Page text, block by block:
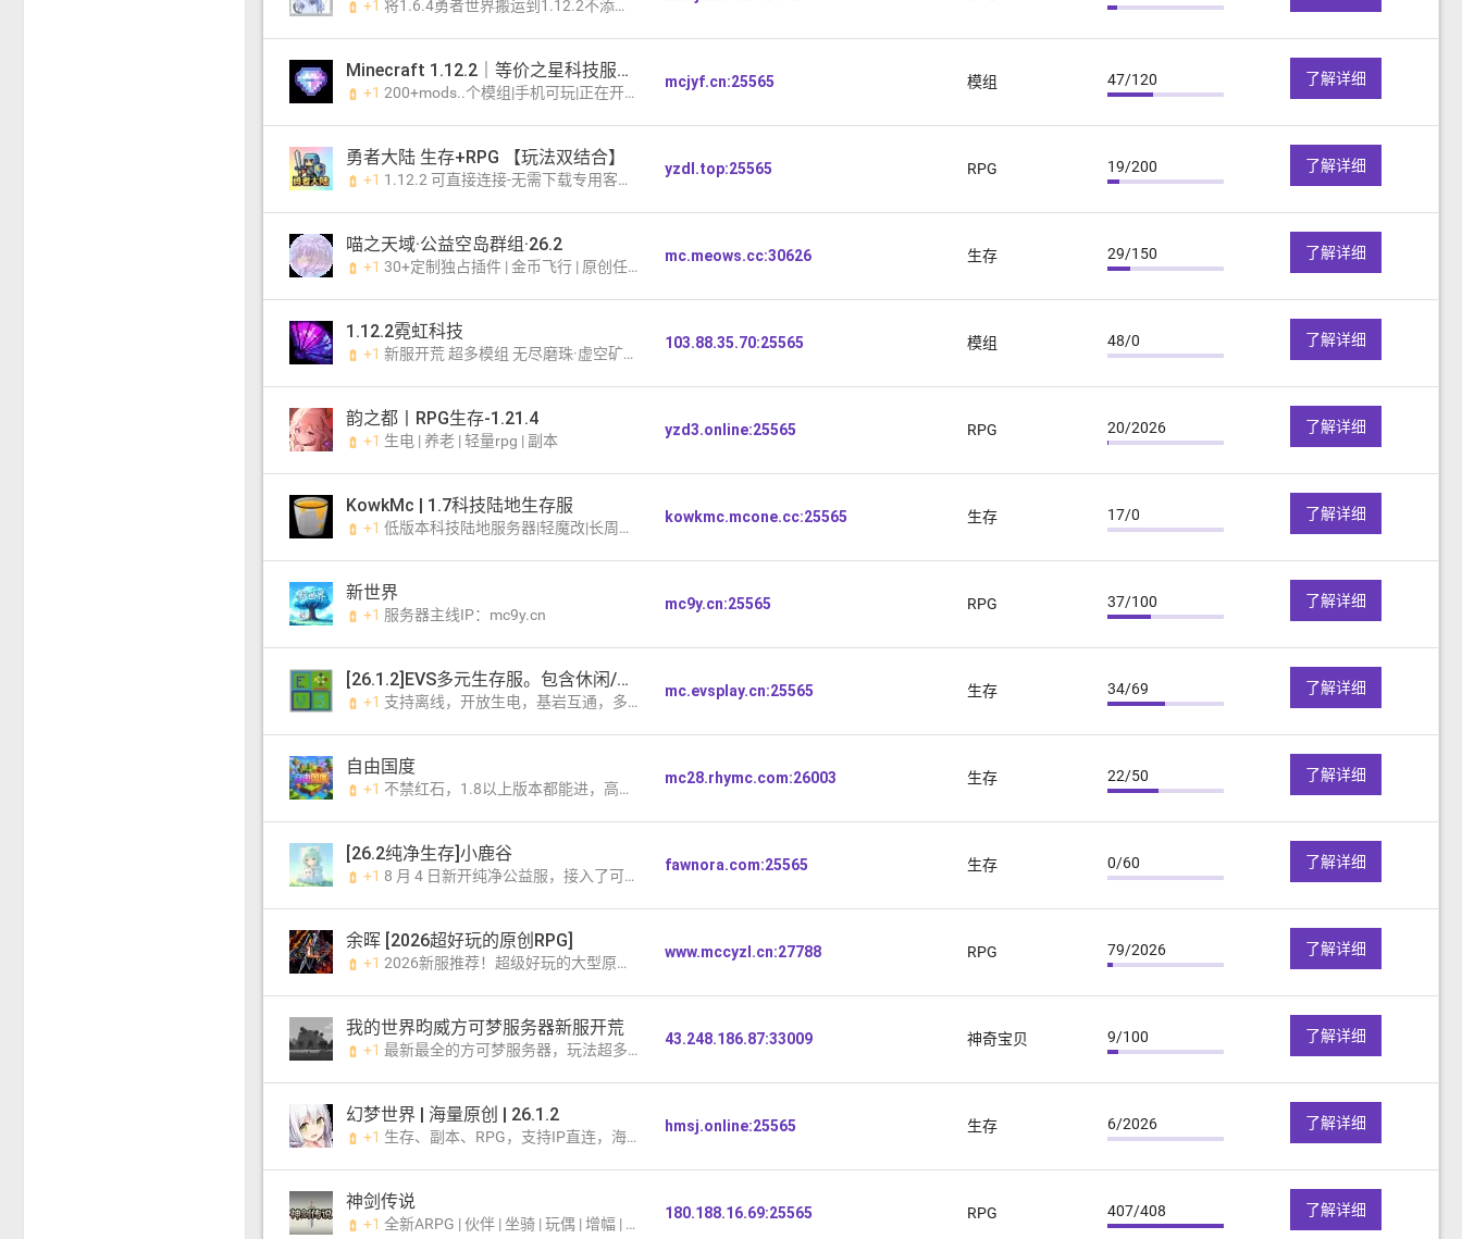
battery_charging_full +1 将1.6.4勇者世界搬运到1.12.2不添加魔改元素，保障原汁原味，体验感更好。
Minecraft 1.12.2｜等价之星科技服务器
battery_charging_full +1 200+mods..个模组|手机可玩|正在开荒
mcjyf.cn:25565 模组 47/120 了解详细
勇者大陆 生存+RPG 【玩法双结合】
battery_charging_full +1 1.12.2 可直接连接-无需下载专用客户端 【自主编写主线剧情任务-------装备前期靠打副本 后期靠抽宝箱 游戏货币靠生存做任务】玩法超级多 ！
yzdl.top:25565 RPG 19/200 了解详细
喵之天域·公益空岛群组·26.2
battery_charging_full +1 30+定制独占插件 | 金币飞行 | 原创任务 | 更多附魔 | 开放假人 | 称号效果 | 随机商店 | 神器拍卖 | 高福利无氪金抽卡 | 钓鱼比赛
mc.meows.cc:30626 生存 29/150 了解详细
1.12.2霓虹科技
battery_charging_full +1 新服开荒 超多模组 无尽磨珠·虚空矿机·加速火把·开局即领·无需等待
103.88.35.70:25565 模组 48/0 了解详细
韵之都丨RPG生存-1.21.4
battery_charging_full +1 生电 | 养老 | 轻量rpg | 副本
yzd3.online:25565 RPG 20/2026 了解详细
KowkMc | 1.7科技陆地生存服
battery_charging_full +1 低版本科技陆地服务器|轻魔改|长周目|多在线
kowkmc.mcone.cc:25565 生存 17/0 了解详细
新世界
battery_charging_full +1 服务器主线IP：mc9y.cn
mc9y.cn:25565 RPG 37/100 了解详细
[26.1.2]EVS多元生存服。包含休闲/原版/无规则
battery_charging_full +1 支持离线，开放生电，基岩互通，多插件辅助的生存休闲服，一般周末玩家较多
mc.evsplay.cn:25565 生存 34/69 了解详细
自由国度
battery_charging_full +1 不禁红石，1.8以上版本都能进，高自由度，内侧期间会更换服务器ip 存档不会删
mc28.rhymc.com:26003 生存 22/50 了解详细
[26.2纯净生存]小鹿谷
battery_charging_full +1 8 月 4 日新开纯净公益服，接入了可爱猫娘小管家哦.目前没有预建主城，适合想从零开始、慢慢建设长期存档的玩家。
fawnora.com:25565 生存 0/60 了解详细
余晖 [2026超好玩的原创RPG]
battery_charging_full +1 2026新服推荐！超级好玩的大型原创RPG全新开荒！ 玩法多样+数值平衡 不肝不氪 稳定长期更新【双端互通 挂机也能变强】 ！！！
www.mccyzl.cn:27788 RPG 79/2026 了解详细
我的世界昀威方可梦服务器新服开荒
battery_charging_full +1 最新最全的方可梦服务器，玩法超多不快餐，自备独立机长期稳定
43.248.186.87:33009 神奇宝贝 9/100 了解详细
幻梦世界 | 海量原创 | 26.1.2
battery_charging_full +1 生存、副本、RPG，支持IP直连，海量原创，领地，箱子锁，日常，挑战，轻松愉快
hmsj.online:25565 生存 6/2026 了解详细
神剑传说
battery_charging_full +1 全新ARPG | 伙伴 | 坐骑 | 玩偶 | 增幅 | 锻造 | 技能 | 符石 | 割草 | 不删档 | 天赋体质 | 称号图鉴 | 宝石宝珠 | 剑术法术 | 团队副本 | 世界BOSS | 持续更新
180.188.16.69:25565 RPG 407/408 了解详细